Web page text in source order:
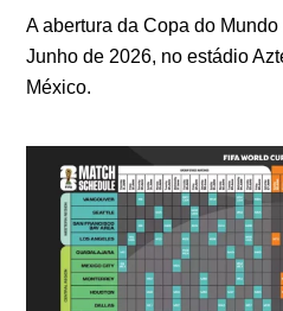
A abertura da Copa do
Junho de 2026, no estádio
México.